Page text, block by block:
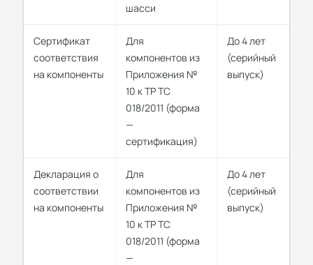
шасси
Сертификат
соответствия
на компоненты
Для
компонентов из
Приложения №
10 к ТР ТС
018/2011 (форма
—
сертификация)
До 4 лет
(серийный
выпуск)
Декларация о
соответствии
на компоненты
Для
компонентов из
Приложения №
10 к ТР ТС
018/2011 (форма
—
До 4 лет
(серийный
выпуск)